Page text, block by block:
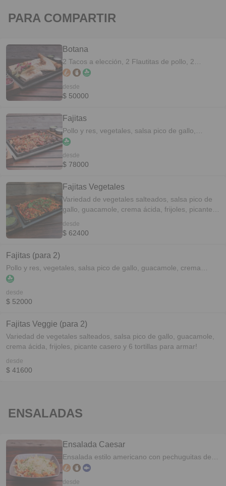
PARA COMPARTIR
Botana
2 Tacos a elección, 2 Flautitas de pollo, 2
Burritos y 2 quesadillas, salsa pico de gallo,
desde
$ 50000
Fajitas
Pollo y res, vegetales, salsa pico de gallo,
guacamole, crema ácida, frijoles, picante casero
desde
$ 78000
Fajitas Vegetales
Variedad de vegetales salteados, salsa pico de
gallo, guacamole, crema ácida, frijoles, picante
desde
$ 62400
Fajitas (para 2)
Pollo y res, vegetales, salsa pico de gallo, guacamole, crema
ácida, frijoles, picante casero y 6 tortillas para armar!
desde
$ 52000
Fajitas Veggie (para 2)
Variedad de vegetales salteados, salsa pico de gallo, guacamole,
crema ácida, frijoles, picante casero y 6 tortillas para armar!
desde
$ 41600
ENSALADAS
Ensalada Caesar
Ensalada estilo americano con pechuguitas de
pollo, parmesano y croutons.
desde